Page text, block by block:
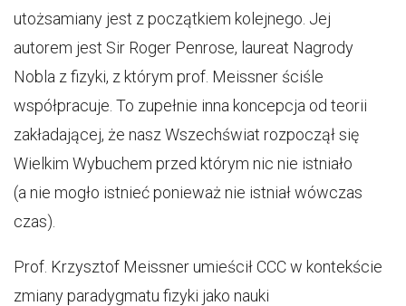
utożsamiany jest z początkiem kolejnego. Jej
autorem jest Sir Roger Penrose, laureat Nagrody
Nobla z fizyki, z którym prof. Meissner ściśle
współpracuje. To zupełnie inna koncepcja od teorii
zakładającej, że nasz Wszechświat rozpoczął się
Wielkim Wybuchem przed którym nic nie istniało
(a nie mogło istnieć ponieważ nie istniał wówczas
czas).
Prof. Krzysztof Meissner umieścił CCC w kontekście
zmiany paradygmatu fizyki jako nauki